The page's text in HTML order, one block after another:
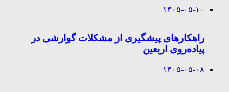
۱۴۰۵-۰۵-۱۰
راهکارهای پیشگیری از مشکلات گوارشی در
پیاده‌روی اربعین
۱۴۰۵-۰۵-۰۸